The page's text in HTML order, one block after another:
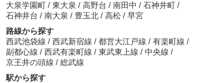
大泉学園町 / 東大泉 / 高野台 / 南田中 / 石神井町 /
石神井台 / 南大泉 / 豊玉北 / 高松 / 早宮
路線から探す
西武池袋線 / 西武新宿線 / 都営大江戸線 / 有楽町線 /
副都心線 / 西武有楽町線 / 東武東上線 / 中央線 /
京王井の頭線 / 総武線
駅から探す